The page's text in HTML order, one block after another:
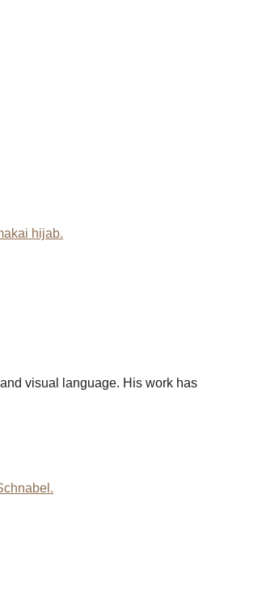
visual language. His work has